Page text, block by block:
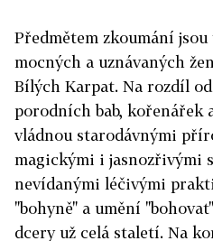
Předmětem zkoumání
mocných a uznávaných
Bílých Karpat. Na rozdíl
porodních bab, kořenářek
vládnou starodávnými
magickými i jasnozřivými
nevídanými léčivými
"bohyně" a umění
dcery už celá staletí. Na